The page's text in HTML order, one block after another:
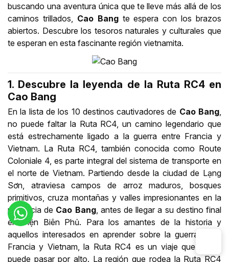
buscando una aventura única que te lleve más allá de los
caminos trillados, Cao Bangte espera con los brazos
abiertos. Descubre los tesoros naturales y culturales que
te esperan en esta fascinante región vietnamita.
1. Descubre la leyenda de la Ruta RC4 en
Cao Bang
En la lista de los 10 destinos cautivadores de Cao Bang,
no puede faltar la Ruta RC4, un camino legendario que
está estrechamente ligado a la guerra entre Francia y
Vietnam. La Ruta RC4, también conocida como Route
Coloniale 4, es parte integral del sistema de transporte en
el norte de Vietnam. Partiendo desde la ciudad de Lạng
Sơn, atraviesa campos de arroz maduros, bosques
primitivos, cruza montañas y valles impresionantes en la
provincia de Cao Bang, antes de llegar a su destino final
en Điện Biên Phủ. Para los amantes de la historia y
aquellos interesados en aprender sobre la guerra entre
Francia y Vietnam, la Ruta RC4 es un viaje que no se
puede pasar por alto. La región que rodea la Ruta RC4